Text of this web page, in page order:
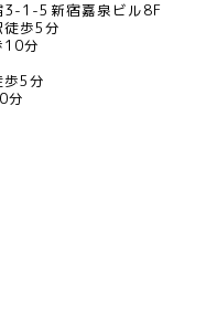
3-1-5新宿嘉泉ビル8F
歩5分
10分
歩5分
分